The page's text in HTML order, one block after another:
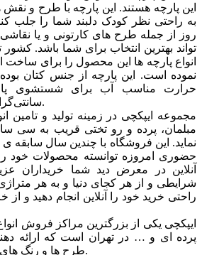
این پارچه هستند. این پارچه با طرح و
به راحتی نظر کودک دلبند شما را جلب
روز از جمله طرح های کارتونی و یا
تواند بهترین انتخاب برای شما باشد. کشور
انواع پارچه ها این محصول را برای ساخت
نموده است. این پارچه از جنس کتان
سانتی‌گراد در نظر گرفته می‌شود.
مجموعه ایپکچی در زمینه تولید و تامین
مبلمان، پرده و رو تختی قریب به سی
نماید. این فروشگاه با چندین سال
حضوری امروزه توانسته محصولات خود
آنلاین در معرض دید شما خریداران
شرایطی و از هر کجای دنیا و به هر متراژی
راحتی خرید خود را آنلاین انجام دهید و از
ایپکچی یکی از بزرگترین مراکز فروش
پرده ای و … در تهران است که ارائه
طرح ها و رنگ های متنوع و مدرن می باشد.